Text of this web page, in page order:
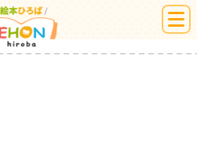
絵本ひろば